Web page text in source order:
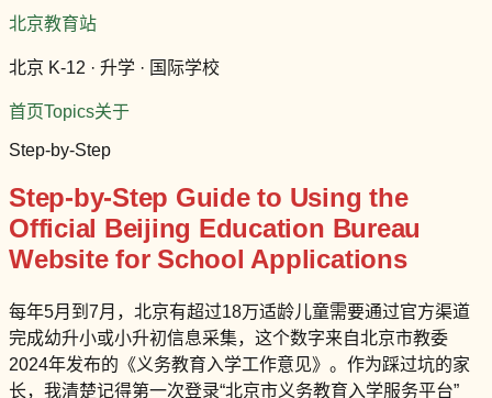
北京教育站
北京 K-12 · 升学 · 国际学校
首页Topics关于
Step-by-Step
Step-by-Step Guide to Using the
Official Beijing Education Bureau
Website for School Applications
每年5月到7月，北京有超过18万适龄儿童需要通过官方渠道
完成幼升小或小升初信息采集，这个数字来自北京市教委
2024年发布的《义务教育入学工作意见》。作为踩过坑的家
长，我清楚记得第一次登录“北京市义务教育入学服务平台”